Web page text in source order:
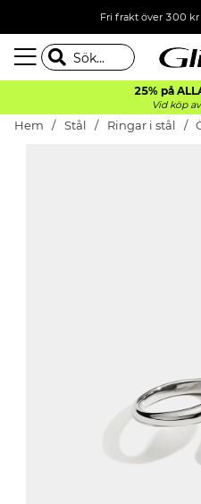
Fri frakt över 300 kr
25% på
Vid köp
Hem Stål Ringar i stål